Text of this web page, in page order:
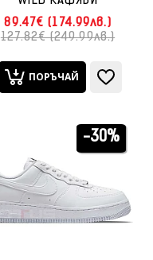
89.47€ (174.99лв.)
127.82€ (249.99лв.)
ПОРЪЧАЙ
-30%